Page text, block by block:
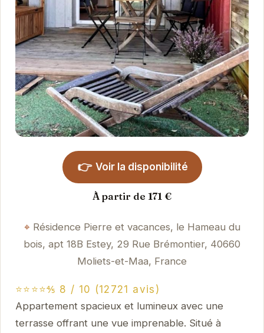
👉 Voir la disponibilité
À partir de 171 €
Résidence Pierre et vacances, le Hameau du
bois, apt 18B Estey, 29 Rue Brémontier, 40660
Moliets-et-Maa, France
⭐⭐⭐⭐⅘ 8 / 10 (12721 avis)
Appartement spacieux et lumineux avec une
terrasse offrant une vue imprenable. Situé à